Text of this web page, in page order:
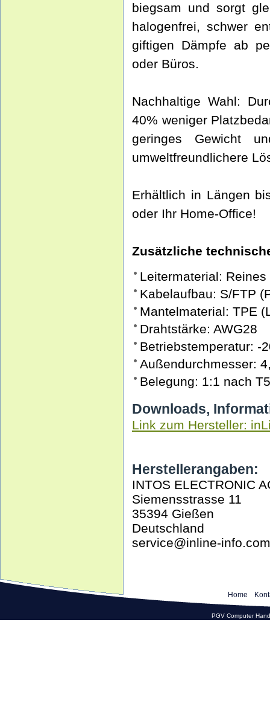
biegsam und sorgt
halogenfrei, schwer
giftigen Dämpfe ab
oder Büros.
Nachhaltige Wahl:
40% weniger
geringes Gewicht
umweltfreundlichere
Erhältlich in Längen
oder Ihr Home-Office!
Zusätzliche
Leitermaterial: Reines
Kabelaufbau: S/FTP
Mantelmaterial: TPE
Drahtstärke: AWG28
Betriebstemperatur: -
Außendurchmesser:
Belegung: 1:1 nach
Downloads,
Link zum Hersteller:
Herstellerangaben:
INTOS ELECTRONIC
Siemensstrasse 11
35394 Gießen
Deutschland
service@inline-info.com
Home
PGV Computer